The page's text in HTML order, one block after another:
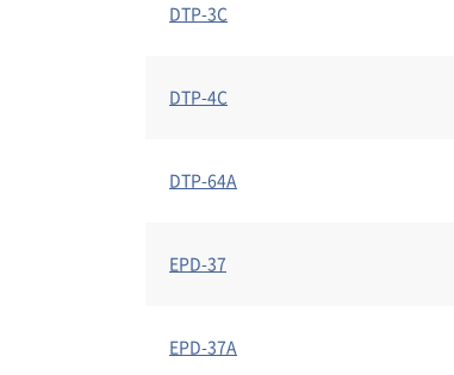
DTP-3C
DTP-4C
DTP-64A
EPD-37
EPD-37A